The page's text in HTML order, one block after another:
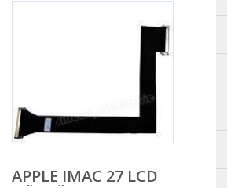
APPLE IMAC 27 LCD